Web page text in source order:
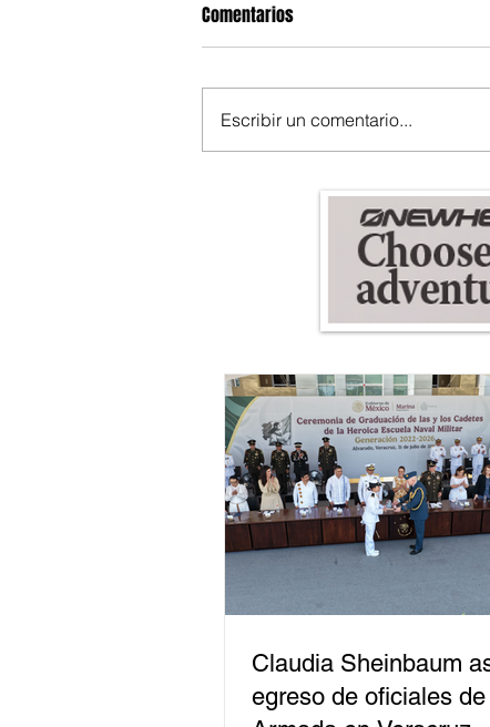
Comentarios
Escribir un comentario...
Claudia Sheinbaum
egreso de oficiales